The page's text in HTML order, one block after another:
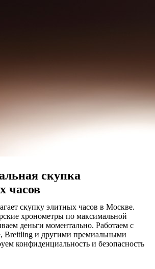
скупка
часов
скупку элитных часов в Москве.
хронометры по максимальной
деньги моментально. Работаем с
Breitling и другими премиальными
конфиденциальность и безопасность